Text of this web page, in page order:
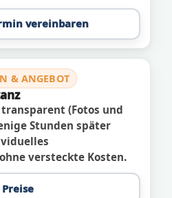
vereinbaren
& ANGEBOT
(Fotos und
Stunden später
versteckte Kosten.
Preise